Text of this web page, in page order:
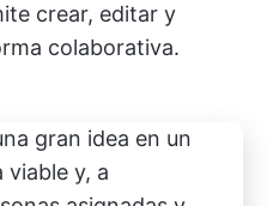
crear, editar y
colaborativa.